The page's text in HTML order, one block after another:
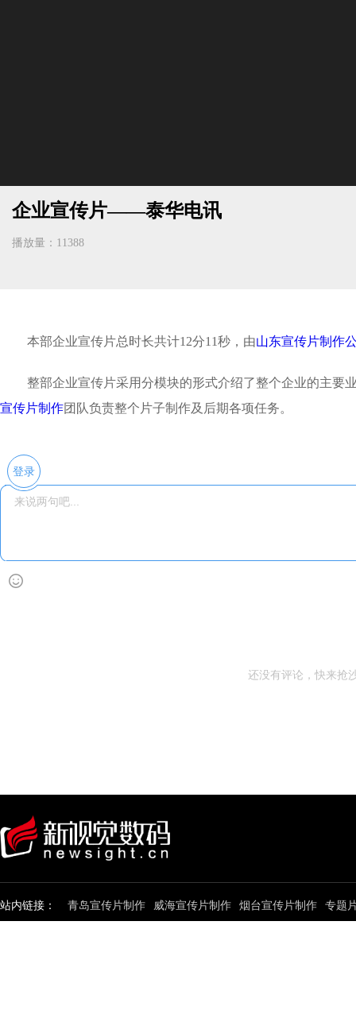
企业宣传片——泰华电讯
播放量：11388
本部企业宣传片总时长共计12分11秒，由山东宣传片制作
整部企业宣传片采用分模块的形式介绍了整个企业的主要
宣传片制作团队负责整个片子制作及后期各项任务。
登录
还没有评论，快来抢
站内链接： 青岛宣传片制作 威海宣传片制作 烟台宣传片制作 专题